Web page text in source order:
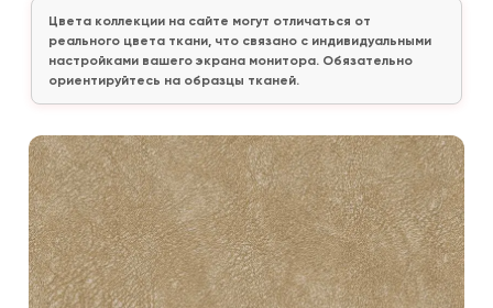
Цвета коллекции на сайте могут отличаться от
реального цвета ткани, что связано с индивидуальными
настройками вашего экрана монитора. Обязательно
ориентируйтесь на образцы тканей.